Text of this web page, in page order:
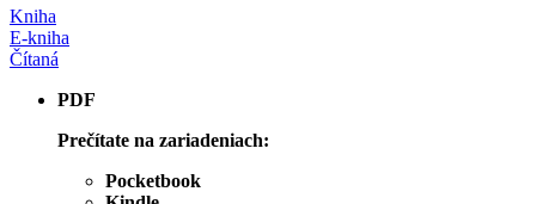
Kniha
E-kniha
Čítaná
PDF
Prečítate na zariadeniach:
Pocketbook